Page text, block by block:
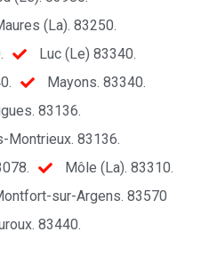
(La). 83250.
Luc (Le) 83340.
Mayons. 83340.
83136.
Montrieux. 83136.
Môle (La). 83310.
sur-Argens. 83570
83440.